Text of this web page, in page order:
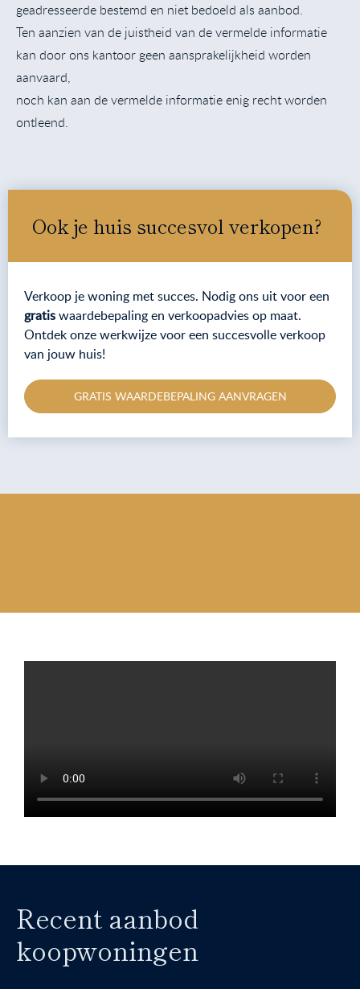
geadresseerde bestemd en niet bedoeld als aanbod.
Ten aanzien van de juistheid van de vermelde informatie
kan door ons kantoor geen aansprakelijkheid worden
aanvaard,
noch kan aan de vermelde informatie enig recht worden
ontleend.
Ook je huis succesvol verkopen?
Verkoop je woning met succes. Nodig ons uit voor een
gratiswaardebepaling en verkoopadvies op maat.
Ontdek onze werkwijze voor een succesvolle verkoop
van jouw huis!
GRATIS WAARDEBEPALING AANVRAGEN
Recent aanbod
koopwoningen